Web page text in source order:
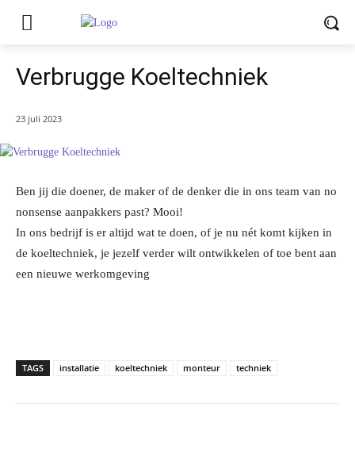
Verbrugge Koeltechniek
23 juli 2023
Ben jij die doener, de maker of de denker die in ons team van no
nonsense aanpakkers past? Mooi!
In ons bedrijf is er altijd wat te doen, of je nu nét komt kijken in
de koeltechniek, je jezelf verder wilt ontwikkelen of toe bent aan
een nieuwe werkomgeving
TAGS installatie koeltechniek monteur techniek